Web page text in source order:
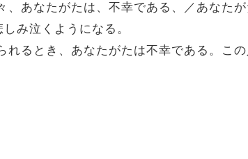
、あなたがたは、不幸である、／あなた
み泣くようになる。
れるとき、あなたがたは不幸である。こ